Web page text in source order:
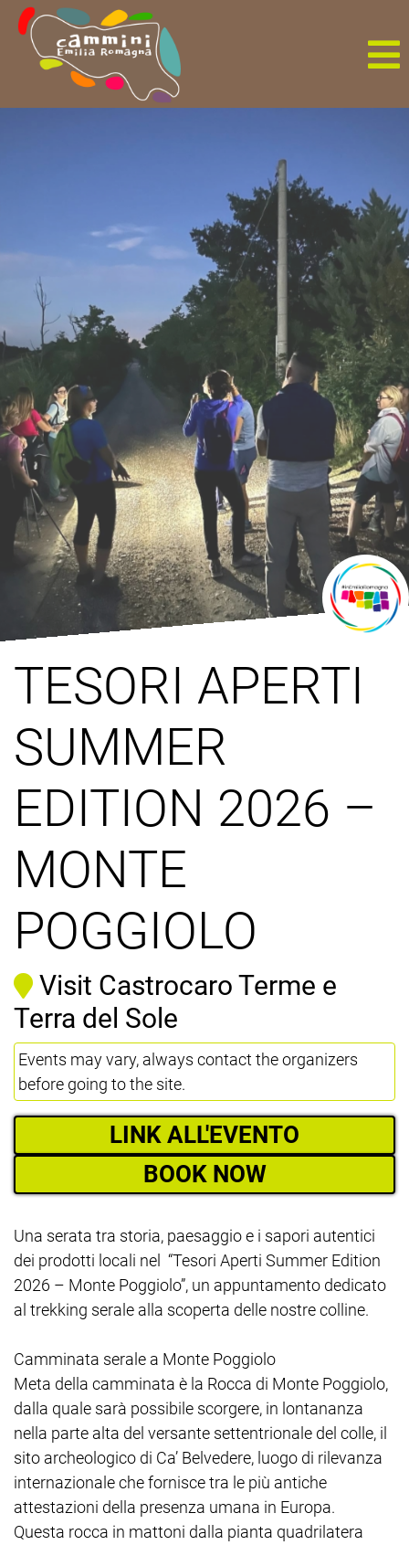
TESORI APERTI
SUMMER
EDITION 2026 –
MONTE
POGGIOLO
Visit Castrocaro Terme e
Terra del Sole
Events may vary, always contact the organizers
before going to the site.
LINK ALL'EVENTO
BOOK NOW
Una serata tra storia, paesaggio e i sapori autentici
dei prodotti locali nel “Tesori Aperti Summer Edition
2026 – Monte Poggiolo”, un appuntamento dedicato
al trekking serale alla scoperta delle nostre colline.
Camminata serale a Monte Poggiolo
Meta della camminata è la Rocca di Monte Poggiolo,
dalla quale sarà possibile scorgere, in lontananza
nella parte alta del versante settentrionale del colle, il
sito archeologico di Ca’ Belvedere, luogo di rilevanza
internazionale che fornisce tra le più antiche
attestazioni della presenza umana in Europa.
Questa rocca in mattoni dalla pianta quadrilatera